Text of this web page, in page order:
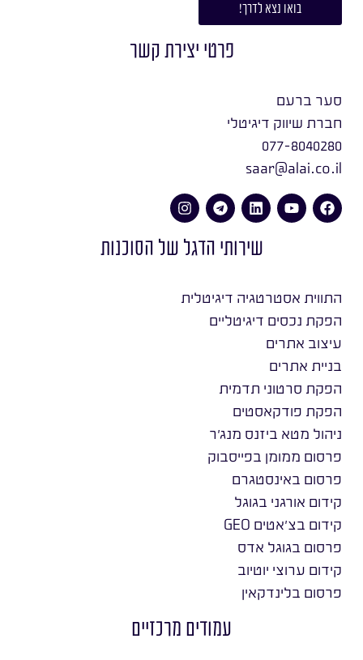
בואו נצא לדרך!
פרטי יצירת קשר
סער ברעם
חברת שיווק דיגיטלי
077-8040280
saar@alai.co.il
שירותי הדגל של הסוכנות
התווית אסטרטגיה דיגיטלית
הפקת נכסים דיגיטליים
עיצוב אתרים
בניית אתרים
הפקת סרטוני תדמית
הפקת פודקאסטים
ניהול מטא ביזנס מנג׳ר
פרסום ממומן בפייסבוק
פרסום באינסטגרם
קידום אורגני בגוגל
קידום בצ׳אטים GEO
פרסום בגוגל אדס
קידום ערוצי יוטיוב
פרסום בלינדקאין
עמודים מרכזיים